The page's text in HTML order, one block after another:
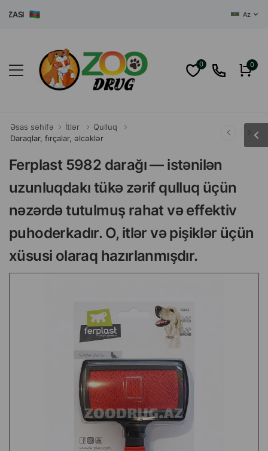
Az
0 0
Əsas səhifə İtlər
Qulluq
Daraqlar, fırçalar, əlcəklər
Ferplast 5982 darağı — istənilən
uzunluqdakı tükə zərif qulluq üçün
nəzərdə tutulmuş rahat və effektiv
puhoderkadır. O, itlər və pişiklər üçün
xüsusi olaraq hazırlanmışdır.